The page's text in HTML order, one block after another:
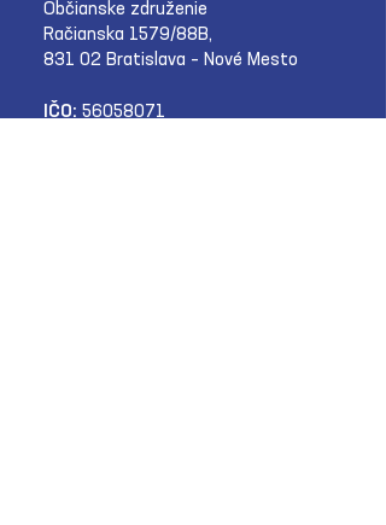
Občianske združenie
Račianska 1579/88B,
831 02 Bratislava – Nové Mesto
IČO: 56058071